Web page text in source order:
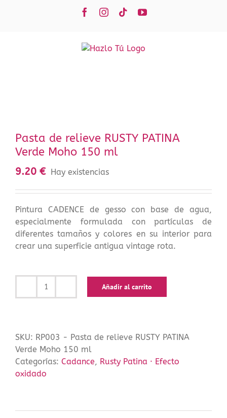
FacebookInstagram
TiktokYouTube
Pasta de relieve RUSTY PATINA
Verde Moho 150 ml
9.20 € Hay existencias
Pintura CADENCE de gesso con base de agua,
especialmente formulada con partículas de
diferentes tamaños y colores en su interior para
crear una superficie antigua vintage rota.
Pasta
PATINA
Verde
Moho
150
Añadir al carrito
SKU: RP003 - Pasta de relieve RUSTY PATINA
Verde Moho 150 ml
Categorías: Cadance, Rusty Patina · Efecto
oxidado